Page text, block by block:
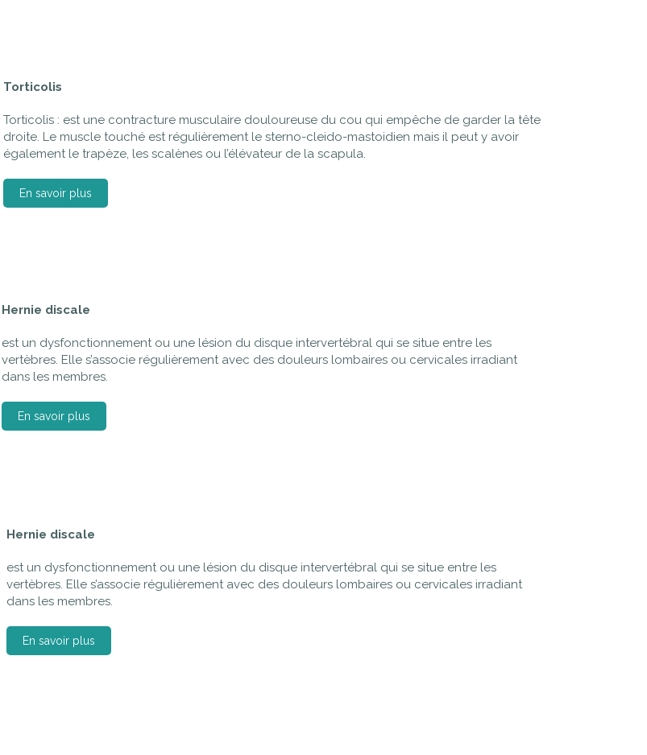
Torticolis
Torticolis : est une contracture musculaire douloureuse du cou qui empêche de garder la tête
droite. Le muscle touché est régulièrement le sterno-cleido-mastoidien mais il peut y avoir
également le trapèze, les scalènes ou l’élévateur de la scapula.
En savoir plus
Hernie discale
est un dysfonctionnement ou une lésion du disque intervertébral qui se situe entre les
vertèbres. Elle s’associe régulièrement avec des douleurs lombaires ou cervicales irradiant
dans les membres.
En savoir plus
Hernie discale
est un dysfonctionnement ou une lésion du disque intervertébral qui se situe entre les
vertèbres. Elle s’associe régulièrement avec des douleurs lombaires ou cervicales irradiant
dans les membres.
En savoir plus